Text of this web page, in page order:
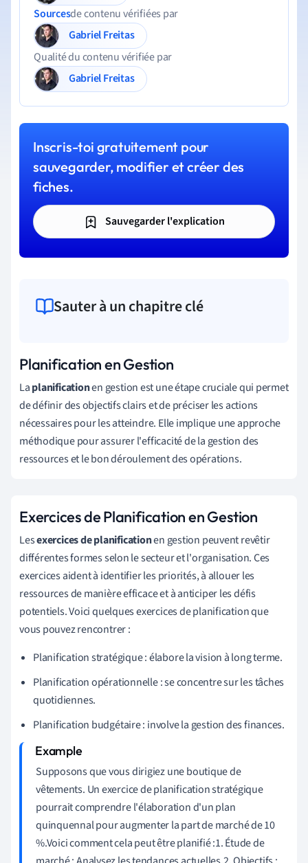
Sourcesde contenu vérifiées par
Gabriel Freitas
Qualité du contenu vérifiée par
Gabriel Freitas
Inscris-toi gratuitement pour
sauvegarder, modifier et créer des
fiches.
Sauvegarder l'explication
Sauter à un chapitre clé
Planification en Gestion
Laplanificationen gestion est une étape cruciale qui permet
de définir des objectifs clairs et de préciser les actions
nécessaires pour les atteindre. Elle implique une approche
méthodique pour assurer l'efficacité de la gestion des
ressources et le bon déroulement des opérations.
Exercices de Planification en Gestion
Lesexercices de planificationen gestion peuvent revêtir
différentes formes selon le secteur et l'organisation. Ces
exercices aident à identifier les priorités, à allouer les
ressources de manière efficace et à anticiper les défis
potentiels. Voici quelques exercices de planification que
vous pouvez rencontrer :
Planification stratégique : élabore la vision à long terme.
Planification opérationnelle : se concentre sur les tâches
quotidiennes.
Planification budgétaire : involve la gestion des finances.
Supposons que vous dirigiez une boutique de
vêtements. Un exercice de planification stratégique
pourrait comprendre l'élaboration d'un plan
quinquennal pour augmenter la part de marché de 10
%.Voici comment cela peut être planifié :1. Étude de